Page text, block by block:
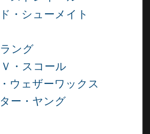
・シューメイト
ング
・スコール
ウェザーワックス
ー・ヤング